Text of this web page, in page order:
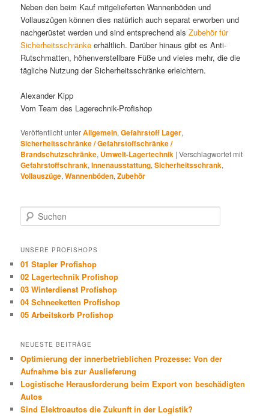
Neben den beim Kauf mitgelieferten Wannenböden und
Vollauszügen können dies natürlich auch separat erworben und
nachgerüstet werden und sind entsprechend alsZubehör für
Sicherheitsschränke erhältlich. Darüber hinaus gibt es Anti-
Rutschmatten, höhenverstellbare Füße und vieles mehr, die die
tägliche Nutzung der Sicherheitsschränke erleichtern.
Alexander Kipp
Vom Team des Lagerechnik-Profishop
Veröffentlicht unterAllgemein,Gefahrstoff Lager,
Sicherheitsschränke / Gefahrstoffschränke /
Brandschutzschränke, Umwelt-Lagertechnik |Verschlagwortet mit
Gefahrstoffschrank,Innenausstattung,Sicherheitsschrank,
Vollauszüge,Wannenböden,Zubehör
Suchen
UNSERE PROFISHOPS
01 Stapler Profishop
02 Lagertechnik Profishop
03 Winterdienst Profishop
04 Schneeketten Profishop
05 Arbeitskorb Profishop
NEUESTE BEITRÄGE
Optimierung der innerbetrieblichen Prozesse: Von der
Aufnahme bis zur Auslieferung
Logistische Herausforderung beim Export von beschädigten
Autos
Sind Elektroautos die Zukunft in der Logistik?